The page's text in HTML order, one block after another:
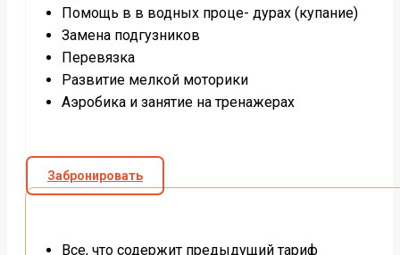
Помощь в в водных проце- дурах (купание)
Замена подгузников
Перевязка
Развитие мелкой моторики
Аэробика и занятие на тренажерах
Забронировать
Все, что содержит предыдущий тариф